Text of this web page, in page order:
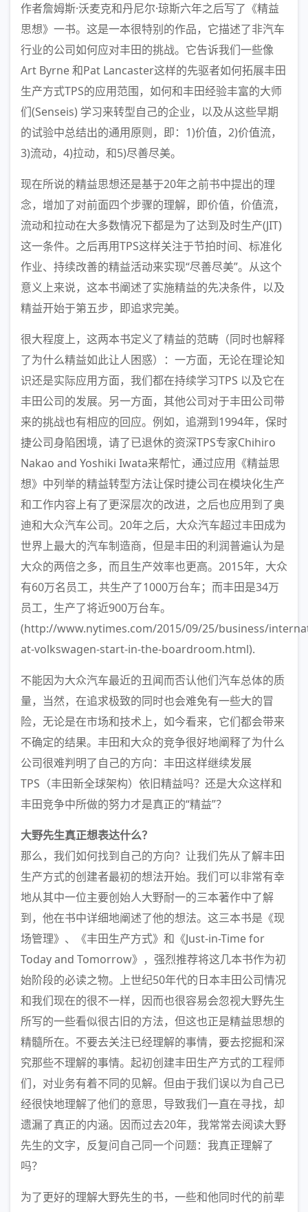
作者詹姆斯·沃麦克和丹尼尔·琼斯六年之后写了《精益
思想》一书。这是一本很特别的作品，它描述了非汽车
行业的公司如何应对丰田的挑战。它告诉我们一些像
Art Byrne 和Pat Lancaster这样的先驱者如何拓展丰田
生产方式TPS的应用范围，如何和丰田经验丰富的大师
们(Senseis) 学习来转型自己的企业，以及从这些早期
的试验中总结出的通用原则，即：1)价值，2)价值流，
3)流动，4)拉动，和5)尽善尽美。
现在所说的精益思想还是基于20年之前书中提出的理
念，增加了对前面四个步骤的理解，即价值，价值流，
流动和拉动在大多数情况下都是为了达到及时生产(JIT)
这一条件。之后再用TPS这样关注于节拍时间、标准化
作业、持续改善的精益活动来实现“尽善尽美”。从这个
意义上来说，这本书阐述了实施精益的先决条件，以及
精益开始于第五步，即追求完美。
很大程度上，这两本书定义了精益的范畴（同时也解释
了为什么精益如此让人困惑）：一方面，无论在理论知
识还是实际应用方面，我们都在持续学习TPS 以及它在
丰田公司的发展。另一方面，其他公司对于丰田公司带
来的挑战也有相应的回应。例如，追溯到1994年，保时
捷公司身陷困境，请了已退休的资深TPS专家Chihiro
Nakao and Yoshiki Iwata来帮忙，通过应用《精益思
想》中列举的精益转型方法让保时捷公司在模块化生产
和工作内容上有了更深层次的改进，之后也应用到了奥
迪和大众汽车公司。20年之后，大众汽车超过丰田成为
世界上最大的汽车制造商，但是丰田的利润普遍认为是
大众的两倍之多，而且生产效率也更高。2015年，大众
有60万名员工，共生产了1000万台车；而丰田是34万
员工，生产了将近900万台车。
(http://www.nytimes.com/2015/09/25/business/
at-volkswagen-start-in-the-boardroom.html).
不能因为大众汽车最近的丑闻而否认他们汽车总体的质
量，当然，在追求极致的同时也会难免有一些大的冒
险，无论是在市场和技术上，如今看来，它们都会带来
不确定的结果。丰田和大众的竞争很好地阐释了为什么
公司很难判明了自己的方向：丰田这样继续发展
TPS（丰田新全球架构）依旧精益吗？还是大众这样和
丰田竞争中所做的努力才是真正的“精益”？
大野先生真正想表达什么？
那么，我们如何找到自己的方向？让我们先从了解丰田
生产方式的创建者最初的想法开始。我们可以非常有幸
地从其中一位主要创始人大野耐一的三本著作中了解
到，他在书中详细地阐述了他的想法。这三本书是《现
场管理》、《丰田生产方式》和《Just-in-Time for
Today and Tomorrow》，强烈推荐将这几本书作为初
始阶段的必读之物。上世纪50年代的日本丰田公司情况
和我们现在的很不一样，因而也很容易会忽视大野先生
所写的一些看似很古旧的方法，但这也正是精益思想的
精髓所在。不要去关注已经理解的事情，要去挖掘和深
究那些不理解的事情。起初创建丰田生产方式的工程师
们，对业务有着不同的见解。但由于我们误以为自己已
经很快地理解了他们的意思，导致我们一直在寻找，却
遗漏了真正的内涵。因而过去20年，我常常去阅读大野
先生的文字，反复问自己同一个问题：我真正理解了
吗？
为了更好的理解大野先生的书，一些和他同时代的前辈